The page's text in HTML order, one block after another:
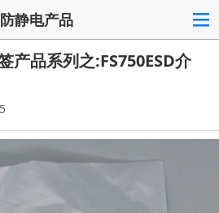
防静电产品
产品系列之:FS750ESD介